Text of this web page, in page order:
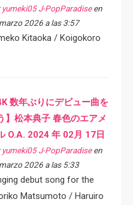
yumeki05 J-PopParadiseen
2026 a las 3:57
Kitaoka / Koigokoro
数年ぶりにデビュー曲を
】松本典子 春色のエアメ
O.A. 2024 年 02月 17日
yumeki05 J-PopParadiseen
2026 a las 5:33
debut song for the
Matsumoto / Haruiro